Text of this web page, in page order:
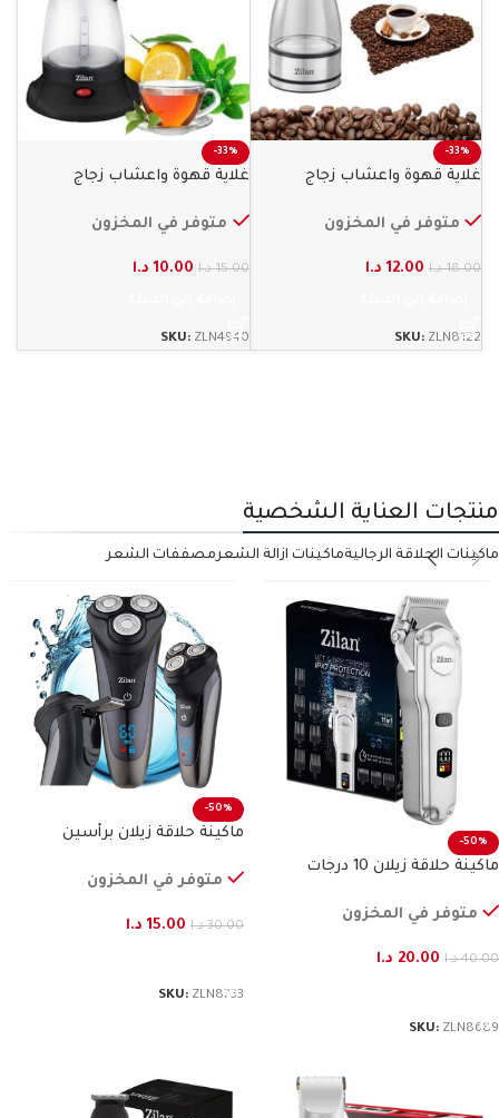
-33%
غلاية قهوة واعشاب زجاج
متوفر في المخزون
18.00 د.ا 12.00 د.ا
SKU: ZLN8122
-33%
غلاية قهوة واعشاب زجاج
متوفر في المخزون
15.00 د.ا 10.00 د.ا
SKU: ZLN4940
منتجات العناية الشخصية
ماكينات الحلاقة الرجاليةماكينات ازالة الشعرمصففات الشعر
-50%
ماكينة حلاقة زيلان 10 درجات
متوفر في المخزون
40.00 د.ا 20.00 د.ا
SKU: ZLN8689
-50%
ماكينة حلاقة زيلان برأسين
متوفر في المخزون
30.00 د.ا 15.00 د.ا
SKU: ZLN8733